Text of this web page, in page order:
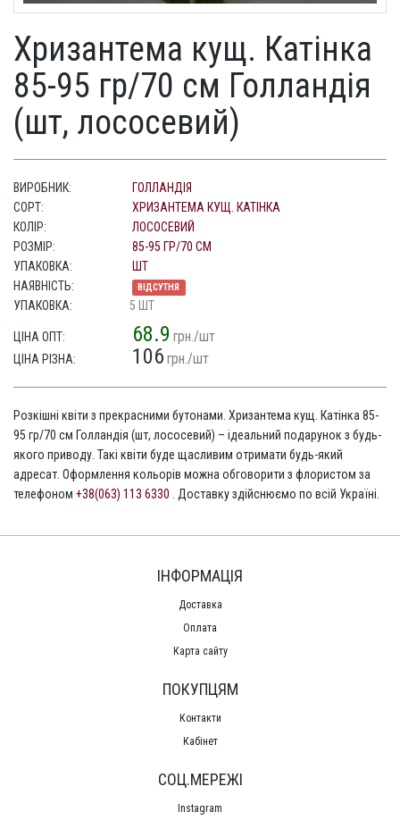
Хризантема кущ. Катінка
85-95 гр/70 см Голландія
(шт, лососевий)
ВИРОБНИК:
ГОЛЛАНДІЯ
СОРТ:
ХРИЗАНТЕМА КУЩ. КАТІНКА
КОЛІР:
ЛОСОСЕВИЙ
РОЗМІР:
85-95 ГР/70 СМ
УПАКОВКА:
ШТ
НАЯВНІСТЬ:
ВІДСУТНЯ
УПАКОВКА: 5 ШТ
ЦІНА ОПТ: 68.9 грн./шт
ЦІНА РІЗНА: 106 грн./шт
Розкішні квіти з прекрасними бутонами. Хризантема кущ. Катінка 85-
95 гр/70 см Голландія (шт, лососевий) – ідеальний подарунок з будь-
якого приводу. Такі квіти буде щасливим отримати будь-який
адресат. Оформлення кольорів можна обговорити з флористом за
телефоном +38(063) 113 6330 . Доставку здійснюємо по всій Україні.
ІНФОРМАЦІЯ
Доставка
Оплата
Карта сайту
ПОКУПЦЯМ
Контакти
Кабінет
СОЦ.МЕРЕЖІ
Instagram